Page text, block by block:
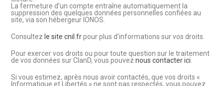
La fermeture d’un compte entraîne automatiquement la
suppression des quelques données personnelles confiées au
site, via son hébergeur IONOS.
Consultez le site cnil.frpour plus d’informations sur vos droits.
Pour exercer vos droits ou pour toute question sur le traitement
de vos données sur ClanD, vous pouveznous contacter ici.
Si vous estimez, après nous avoir contactés, que vos droits «
Informatique et Libertés » ne sont pas respectés, vous pouvez